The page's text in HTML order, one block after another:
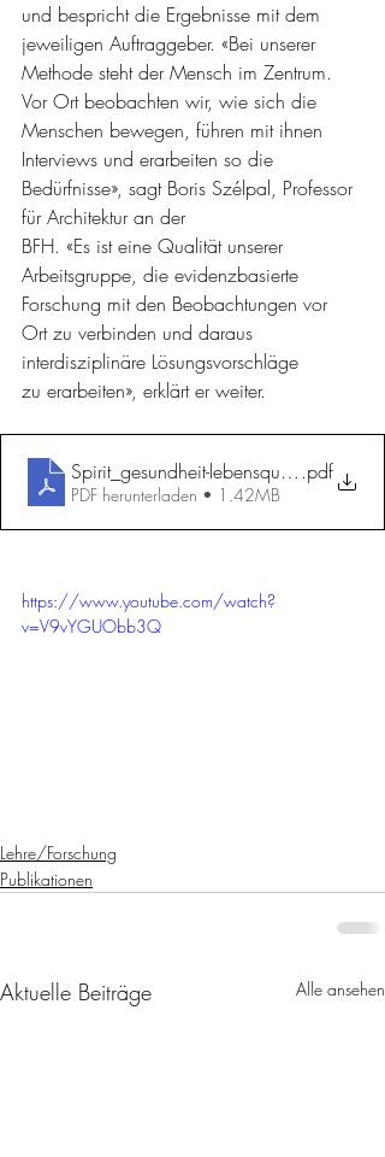
und bespricht die Ergebnisse mit dem
jeweiligen Auftraggeber. «Bei unserer
Methode steht der Mensch im Zentrum.
Vor Ort beobachten wir, wie sich die
Menschen bewegen, führen mit ihnen
Interviews und erarbeiten so die
Bedürfnisse», sagt Boris Szélpal, Professor
für Architektur an der
BFH. «Es ist eine Qualität unserer
Arbeitsgruppe, die evidenzbasierte
Forschung mit den Beobachtungen vor
Ort zu verbinden und daraus
interdisziplinäre Lösungsvorschläge
zu erarbeiten», erklärt er weiter.
Spirit_gesundheit-lebensqualitaet_Boris
.pdf
PDF herunterladen • 1.42MB
https://www.youtube.com/watch?
v=V9vYGUObb3Q
Lehre/Forschung
Publikationen
Aktuelle Beiträge Alle ansehen